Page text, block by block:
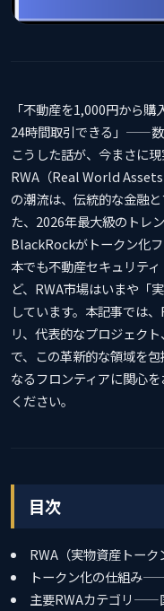
「不動産を1,000円から
24時間取引できる」——数
こうした話が、今まさに
RWA（Real World
の潮流は、伝統的な金融
た、2026年最大級のトレ
BlackRockがトークン化
本でも不動産セキュリテ
ど、RWA市場はいまや「
しています。本記事では
リ、代表的なプロジェク
で、この革新的な領域を
なるフロンティアに関心
ください。
目次
RWA（実物資産トー
トークン化の仕組み
主要RWAカテゴリ——